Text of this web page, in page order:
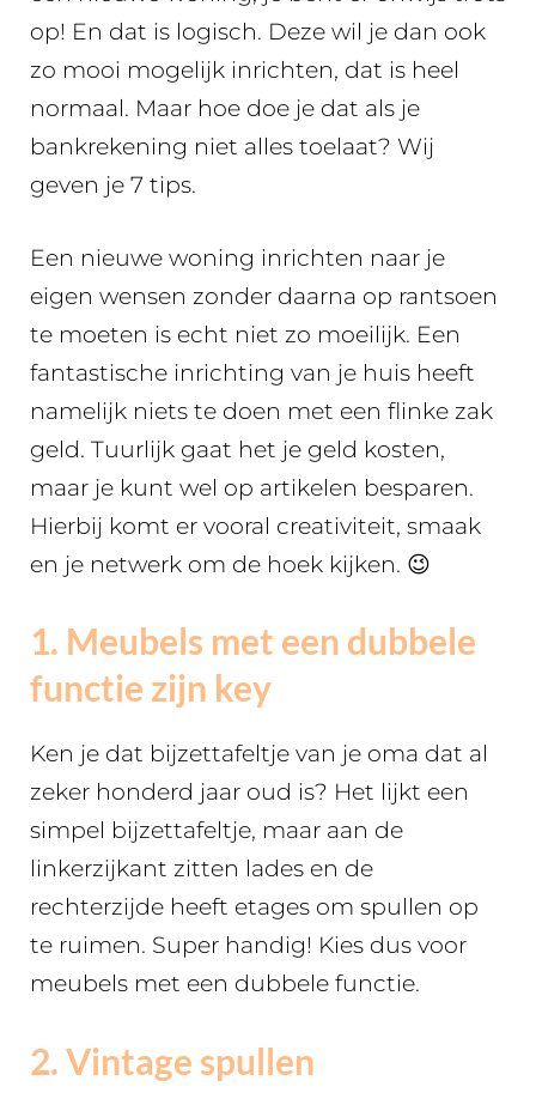
op! En dat is logisch. Deze wil je dan ook
zo mooi mogelijk inrichten, dat is heel
normaal. Maar hoe doe je dat als je
bankrekening niet alles toelaat? Wij
geven je 7 tips.
Een nieuwe woning inrichten naar je
eigen wensen zonder daarna op rantsoen
te moeten is echt niet zo moeilijk. Een
fantastische inrichting van je huis heeft
namelijk niets te doen met een flinke zak
geld. Tuurlijk gaat het je geld kosten,
maar je kunt wel op artikelen besparen.
Hierbij komt er vooral creativiteit, smaak
en je netwerk om de hoek kijken. 😉
1. Meubels met een dubbele
functie zijn key
Ken je dat bijzettafeltje van je oma dat al
zeker honderd jaar oud is? Het lijkt een
simpel bijzettafeltje, maar aan de
linkerzijkant zitten lades en de
rechterzijde heeft etages om spullen op
te ruimen. Super handig! Kies dus voor
meubels met een dubbele functie.
2. Vintage spullen